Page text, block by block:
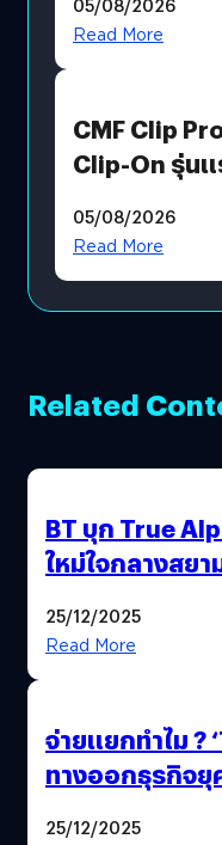
Moon x LINE
Read More
CMF Clip
Clip-On รุ่น
05/08/2026
Read More
Related
BT บุก True
ใหม่ใจกลางสย
25/12/2025
Read More
จ่ายแยกทำไม ?
ทางออกธุรกิจยุ
25/12/2025